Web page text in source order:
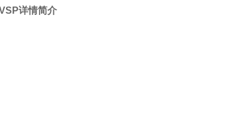
详情简介